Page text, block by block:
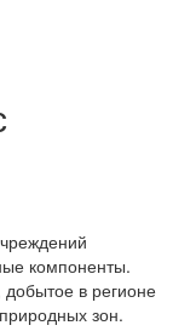
компоненты.
в регионе
зон.